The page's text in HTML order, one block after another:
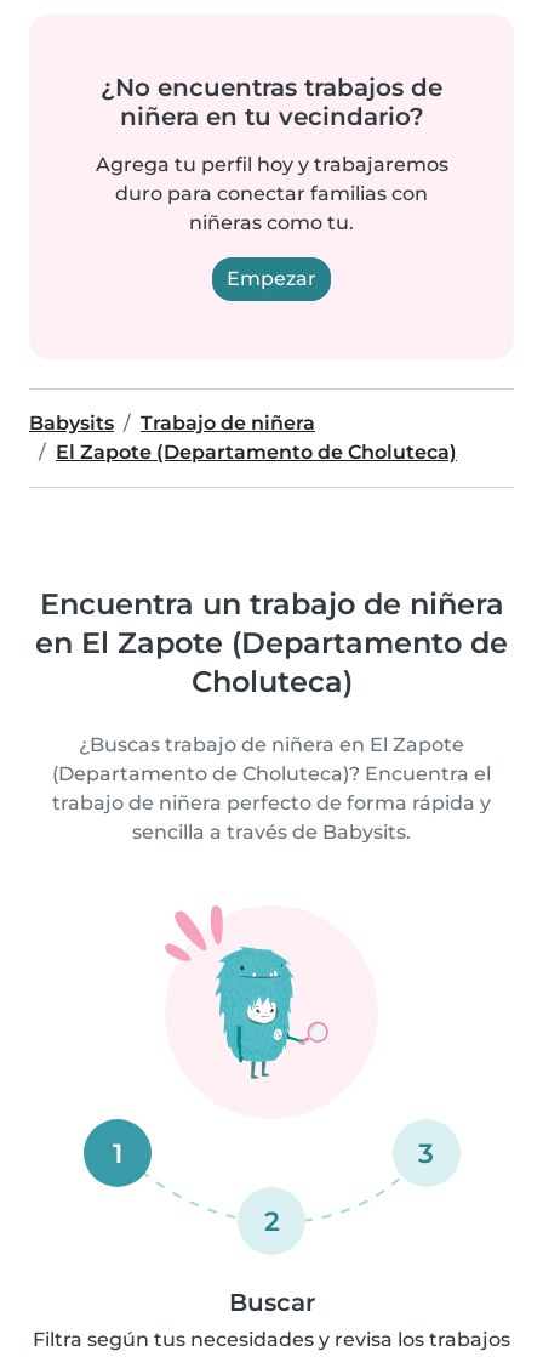
¿No encuentras trabajos de
niñera en tu vecindario?
Agrega tu perfil hoy y trabajaremos
duro para conectar familias con
niñeras como tu.
Empezar
Babysits
Trabajo de niñera
El Zapote (Departamento de Choluteca)
Encuentra un trabajo de niñera
en El Zapote (Departamento de
Choluteca)
¿Buscas trabajo de niñera en El Zapote
(Departamento de Choluteca)? Encuentra el
trabajo de niñera perfecto de forma rápida y
sencilla a través de Babysits.
1
2
3
Buscar
Filtra según tus necesidades y revisa los trabajos